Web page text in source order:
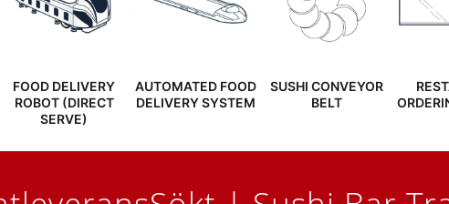
FOOD DELIVERY
ROBOT (DIRECT
SERVE)
AUTOMATED FOOD
DELIVERY SYSTEM
SUSHI CONVEYOR
BELT